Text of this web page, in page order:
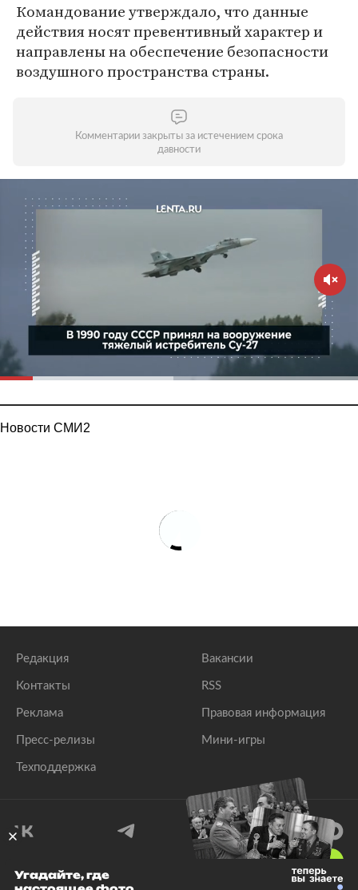
Командование утверждало, что данные
действия носят превентивный характер и
направлены на обеспечение безопасности
воздушного пространства страны.
Комментарии закрыты за истечением срока
давности
Новости СМИ2
Редакция
Контакты
Реклама
Пресс-релизы
Техподдержка
Вакансии
RSS
Правовая информация
Мини-игры
© 1999–2026 Все права защищены.
Угадайте, где